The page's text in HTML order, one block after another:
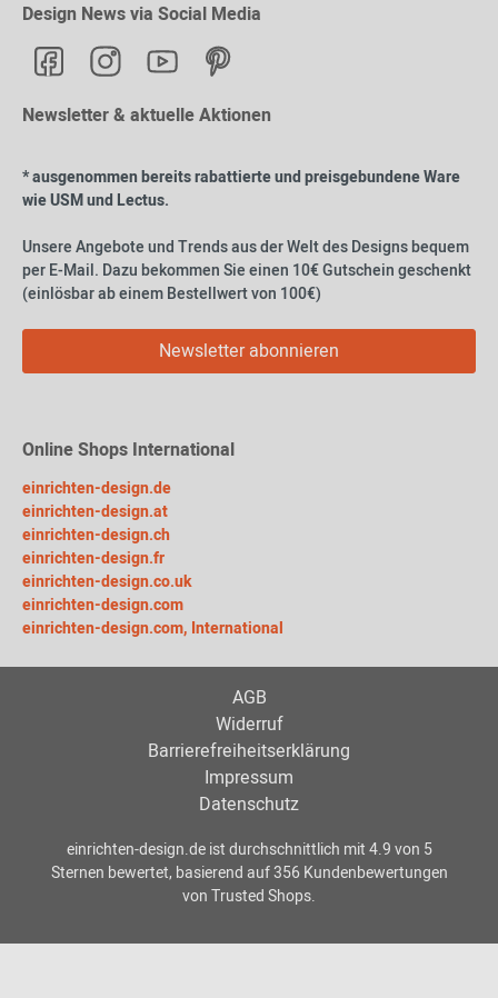
Design News via Social Media
Newsletter & aktuelle Aktionen
* ausgenommen bereits rabattierte und preisgebundene Ware
wie USM und Lectus.
Unsere Angebote und Trends aus der Welt des Designs bequem
per E-Mail. Dazu bekommen Sie einen 10€ Gutschein geschenkt
(einlösbar ab einem Bestellwert von 100€)
Newsletter abonnieren
Online Shops International
einrichten-design.de
einrichten-design.at
einrichten-design.ch
einrichten-design.fr
einrichten-design.co.uk
einrichten-design.com
einrichten-design.com, International
AGB
Widerruf
Barrierefreiheitserklärung
Impressum
Datenschutz
einrichten-design.deist durchschnittlich mit4.9von 5
Sternen bewertet, basierend auf356Kundenbewertungen
von Trusted Shops.